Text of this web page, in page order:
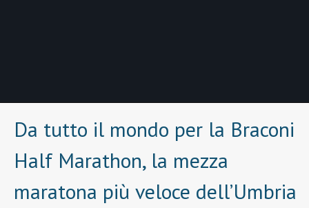
Da tutto il mondo per la Braconi
Half Marathon, la mezza
maratona più veloce dell’Umbria